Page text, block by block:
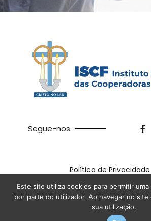
Segue-nos
Política de Privacidade
©2026ISCF. Feito com ❤ na
Este site utiliza cookies para permitir
por parte do utilizador. Ao navegar no
sua utilização.